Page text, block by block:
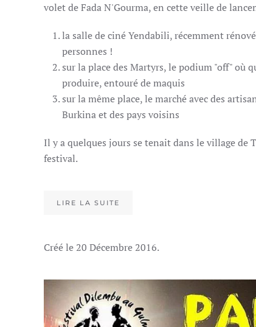
volet de Fada N'Gourma, en cette veille de
la salle de ciné Yendabili, récemment
personnes !
sur la place des Martyrs, le podium "off" où
produire, entouré de maquis
sur la même place, le marché avec des
Burkina et des pays voisins
Il y a quelques jours se tenait dans le village de
festival.
LIRE LA SUITE
Créé le 20 Décembre 2016.